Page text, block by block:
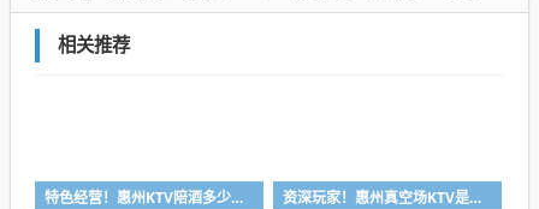
相关推荐
特色经营！惠州KTV陪酒多少钱-首选凯丽华酒店KTV会所消费行情推荐 资深玩家！惠州真空场KTV是干嘛的-首选大富豪酒店KTV会所消费行情推荐